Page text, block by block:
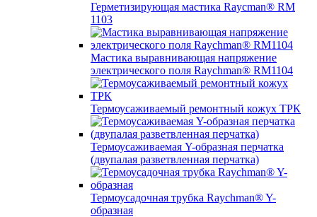
Герметизирующая мастика Raycman® RM
1103
Мастика выравнивающая напряжение
электрического поля Raychman® RM1104
Термоусаживаемый ремонтный кожух ТРК
Термоусаживаемая Y-образная перчатка
(двупалая разветвленная перчатка)
Термоусадочная трубка Raychman® Y-
образная